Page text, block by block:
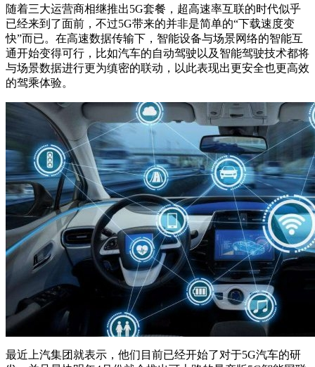
随着三大运营商相继推出5G套餐，超高速率互联的时代似乎
已经来到了面前，不过5G带来的并非是简单的“下载速度变
快”而已。在高速数据传输下，智能设备与场景网络的智能互
通开始变得可行，比如汽车的自动驾驶以及智能驾驶技术都将
与场景数据进行更为缜密的联动，以此表现出更安全也更高效
的驾乘体验。
最近上汽集团就表示，他们目前已经开始了对于5G汽车的研